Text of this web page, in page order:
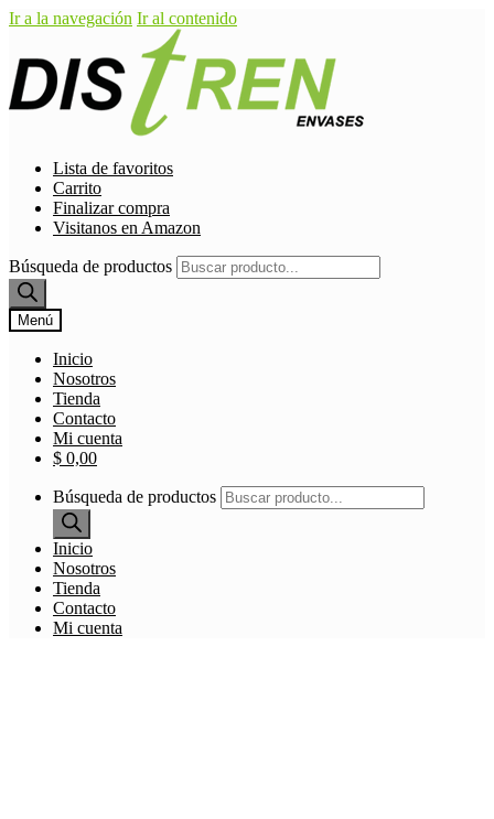
Ir a la navegación Ir al contenido
Lista de favoritos
Carrito
Finalizar compra
Visitanos en Amazon
Búsqueda de productos
Menú
Inicio
Nosotros
Tienda
Contacto
Mi cuenta
$ 0,00
Búsqueda de productos
Inicio
Nosotros
Tienda
Contacto
Mi cuenta